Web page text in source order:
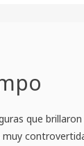
que brillaron
muy